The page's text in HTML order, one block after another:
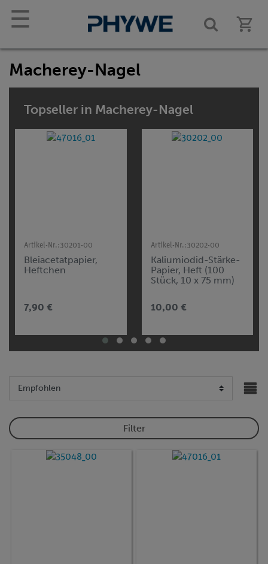
☰
Macherey-Nagel
Topseller in Macherey-Nagel
Artikel-Nr.:30201-00
Bleiacetatpapier,
Heftchen
7,90 €
Artikel-Nr.:30202-00
Kaliumiodid-Stärke-
Papier, Heft (100
Stück, 10 x 75 mm)
10,00 €
Filter